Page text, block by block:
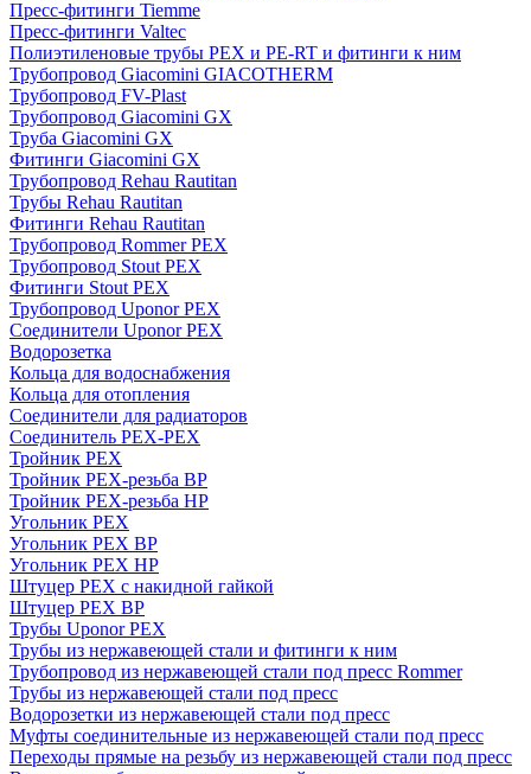
Пресс-фитинги Tiemme
Пресс-фитинги Valtec
Полиэтиленовые трубы PEX и PE-RT и фитинги к ним
Трубопровод Giacomini GIACOTHERM
Трубопровод FV-Plast
Трубопровод Giacomini GX
Труба Giacomini GX
Фитинги Giacomini GX
Трубопровод Rehau Rautitan
Трубы Rehau Rautitan
Фитинги Rehau Rautitan
Трубопровод Rommer PEX
Трубопровод Stout PEX
Фитинги Stout PEX
Трубопровод Uponor PEX
Соединители Uponor PEX
Водорозетка
Кольца для водоснабжения
Кольца для отопления
Соединители для радиаторов
Соединитель PEX-PEX
Тройник PEX
Тройник PEX-резьба ВР
Тройник PEX-резьба НР
Угольник PEX
Угольник PEX ВР
Угольник PEX НР
Штуцер PEX c накидной гайкой
Штуцер PEX ВР
Трубы Uponor PEX
Трубы из нержавеющей стали и фитинги к ним
Трубопровод из нержавеющей стали под пресс Rommer
Трубы из нержавеющей стали под пресс
Водорозетки из нержавеющей стали под пресс
Муфты соединительные из нержавеющей стали под пресс
Переходы прямые на резьбу из нержавеющей стали под пресс